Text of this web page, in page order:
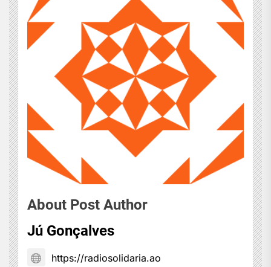
About Post Author
Jú Gonçalves
https://radiosolidaria.ao